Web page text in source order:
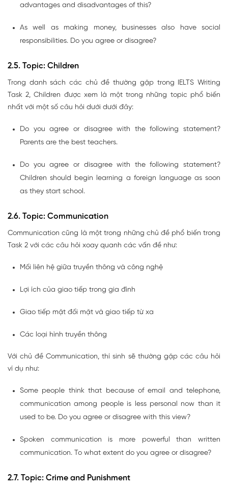
advantages and disadvantages of this?
As well as making money, businesses also have social
responsibilities. Do you agree or disagree?
2.5. Topic: Children
Trong danh sách các chủ đề thường gặp trong IELTS Writing
Task 2, Children được xem là một trong những topic phổ biến
nhất với một số câu hỏi dưới dưới đây:
Do you agree or disagree with the following statement?
Parents are the best teachers.
Do you agree or disagree with the following statement?
Children should begin learning a foreign language as soon
as they start school.
2.6. Topic: Communication
Communication cũng là một trong những chủ đề phổ biến trong
Task 2 với các câu hỏi xoay quanh các vấn đề như:
Mối liên hệ giữa truyền thông và công nghệ
Lợi ích của giao tiếp trong gia đình
Giao tiếp mặt đối mặt và giao tiếp từ xa
Các loại hình truyền thông
Với chủ đề Communication, thí sinh sẽ thường gặp các câu hỏi
ví dụ như:
Some people think that because of email and telephone,
communication among people is less personal now than it
used to be. Do you agree or disagree with this view?
Spoken communication is more powerful than written
communication. To what extent do you agree or disagree?
2.7. Topic: Crime and Punishment